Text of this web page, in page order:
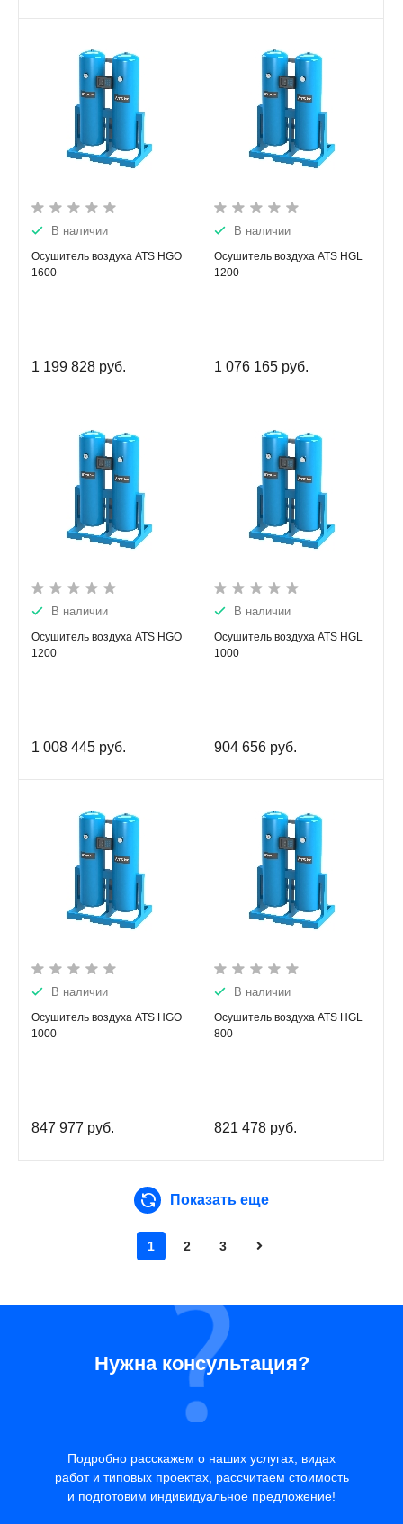
В наличии
Осушитель воздуха ATS HGO
1600
1 199 828 руб.
В наличии
Осушитель воздуха ATS HGL
1200
1 076 165 руб.
В наличии
Осушитель воздуха ATS HGO
1200
1 008 445 руб.
В наличии
Осушитель воздуха ATS HGL
1000
904 656 руб.
В наличии
Осушитель воздуха ATS HGO
1000
847 977 руб.
В наличии
Осушитель воздуха ATS HGL
800
821 478 руб.
Показать еще
1 2 3
Нужна консультация?
Подробно расскажем о наших услугах, видах
работ и типовых проектах, рассчитаем стоимость
и подготовим индивидуальное предложение!